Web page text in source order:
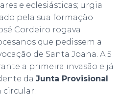
e eclesiásticas; urgia
pela sua formação
Cordeiro rogava
que pedissem a
de Santa Joana. A 5
a primeira invasão e já
da Junta Provisional
circular: